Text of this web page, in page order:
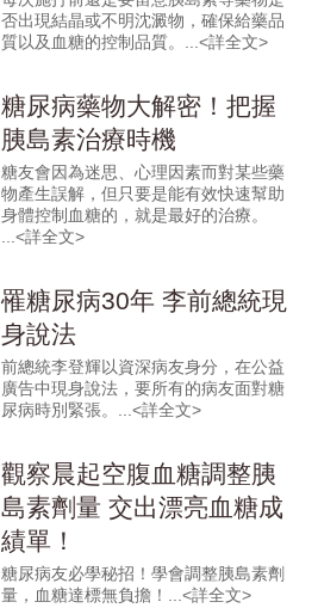
否出現結晶或不明沈澱物，確保給藥品
質以及血糖的控制品質。
糖尿病藥物大解密！把握
胰島素治療時機
糖友會因為迷思、心理因素而對某些藥
物產生誤解，但只要是能有效快速幫助
身體控制血糖的，就是最好的治療。
罹糖尿病30年 李前總統現
身說法
前總統李登輝以資深病友身分，在公益
廣告中現身說法，要所有的病友面對糖
尿病時別緊張。
觀察晨起空腹血糖調整胰
島素劑量 交出漂亮血糖成
績單！
糖尿病友必學秘招！學會調整胰島素劑
量，血糖達標無負擔！